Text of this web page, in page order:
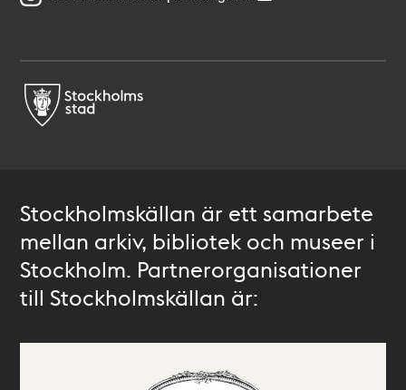
Stockholmskällan är ett samarbete
mellan arkiv, bibliotek och museer i
Stockholm. Partnerorganisationer
till Stockholmskällan är: